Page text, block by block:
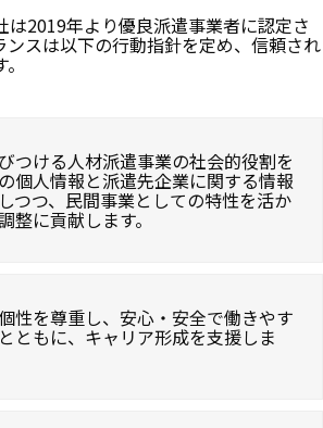
は2019年より優良派遣事業者に認定さ
ンスは以下の行動指針を定め、信頼され
つける人材派遣事業の社会的役割を
個人情報と派遣先企業に関する情報
つつ、民間事業としての特性を活か
整に貢献します。
性を尊重し、安心・安全で働きやす
ともに、キャリア形成を支援しま